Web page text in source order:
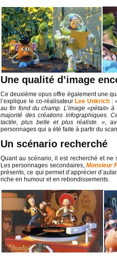
Une qualité d’image
Ce deuxième opus offre également une
l’explique le co-réalisateur Lee Unkrich :
au fin fond du champ. L’image «pétait»
majorité des créations infographiques.
tactile, plus belle et plus réaliste. »,
personnages qui a été faite à partir du
Un scénario recherché
Quant au scénario, il est recherché et
Les personnages secondaires, Monsieur
présents, ce qui permet d’apprécier
riche en humour et en rebondissements.